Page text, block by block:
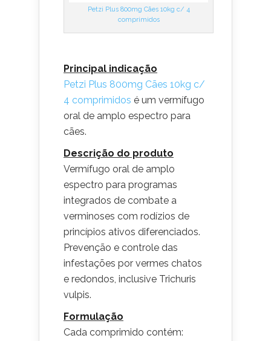
Petzi Plus 800mg Cães 10kg c/ 4
comprimidos
Principal indicação
Petzi Plus 800mg Cães 10kg c/
4 comprimidos é um vermífugo
oral de amplo espectro para
cães.
Descrição do produto
Vermífugo oral de amplo
espectro para programas
integrados de combate a
verminoses com rodízios de
princípios ativos diferenciados.
Prevenção e controle das
infestações por vermes chatos
e redondos, inclusive Trichuris
vulpis.
Formulação
Cada comprimido contém: